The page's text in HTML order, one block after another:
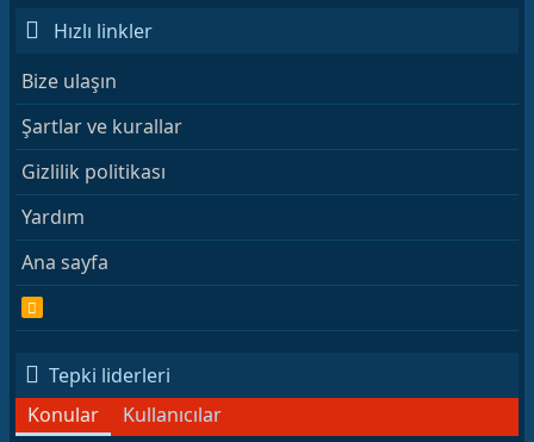
Hızlı linkler
Bize ulaşın
Şartlar ve kurallar
Gizlilik politikası
Yardım
Ana sayfa
R
S
Tepki liderleri
Konular
Kullanıcılar